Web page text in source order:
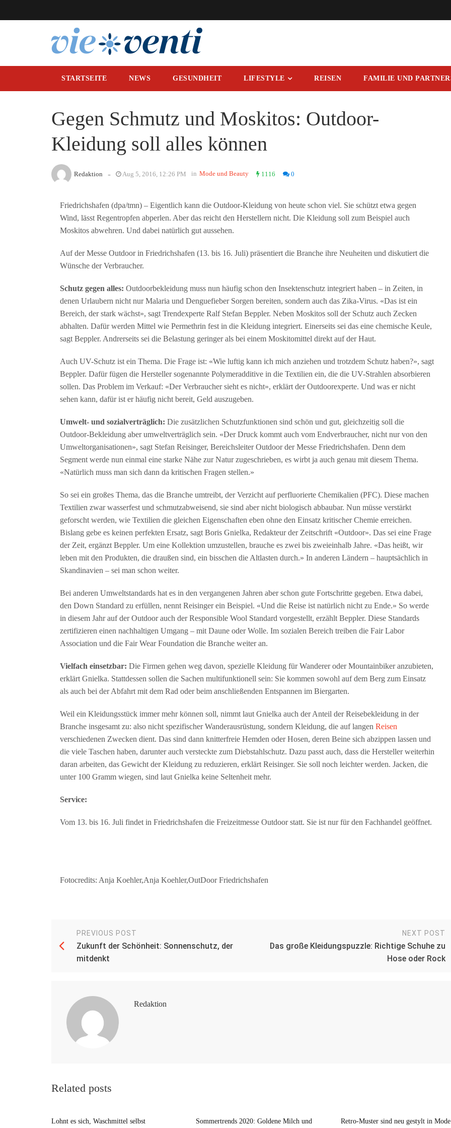
STARTSEITE NEWS GESUNDHEIT LIFESTYLE REISEN FAMILIE UND
Gegen Schmutz und Moskitos: Outdoor-
Kleidung soll alles können
Redaktion - Aug 5, 2016, 12:26 PM in Mode und Beauty 1116 0
Friedrichshafen (dpa/tmn) – Eigentlich kann die Outdoor-Kleidung von heute schon viel. Sie schützt etwa gegen
Wind, lässt Regentropfen abperlen. Aber das reicht den Herstellern nicht. Die Kleidung soll zum Beispiel auch
Moskitos abwehren. Und dabei natürlich gut aussehen.
Auf der Messe Outdoor in Friedrichshafen (13. bis 16. Juli) präsentiert die Branche ihre Neuheiten und diskutiert die
Wünsche der Verbraucher.
Schutz gegen alles: Outdoorbekleidung muss nun häufig schon den Insektenschutz integriert haben – in Zeiten, in
denen Urlaubern nicht nur Malaria und Denguefieber Sorgen bereiten, sondern auch das Zika-Virus. «Das ist ein
Bereich, der stark wächst», sagt Trendexperte Ralf Stefan Beppler. Neben Moskitos soll der Schutz auch Zecken
abhalten. Dafür werden Mittel wie Permethrin fest in die Kleidung integriert. Einerseits sei das eine chemische Keule,
sagt Beppler. Andrerseits sei die Belastung geringer als bei einem Moskitomittel direkt auf der Haut.
Auch UV-Schutz ist ein Thema. Die Frage ist: «Wie luftig kann ich mich anziehen und trotzdem Schutz haben?», sagt
Beppler. Dafür fügen die Hersteller sogenannte Polymeradditive in die Textilien ein, die die UV-Strahlen absorbieren
sollen. Das Problem im Verkauf: «Der Verbraucher sieht es nicht», erklärt der Outdoorexperte. Und was er nicht
sehen kann, dafür ist er häufig nicht bereit, Geld auszugeben.
Umwelt- und sozialverträglich: Die zusätzlichen Schutzfunktionen sind schön und gut, gleichzeitig soll die
Outdoor-Bekleidung aber umweltverträglich sein. «Der Druck kommt auch vom Endverbraucher, nicht nur von den
Umweltorganisationen», sagt Stefan Reisinger, Bereichsleiter Outdoor der Messe Friedrichshafen. Denn dem
Segment werde nun einmal eine starke Nähe zur Natur zugeschrieben, es wirbt ja auch genau mit diesem Thema.
«Natürlich muss man sich dann da kritischen Fragen stellen.»
So sei ein großes Thema, das die Branche umtreibt, der Verzicht auf perfluorierte Chemikalien (PFC). Diese machen
Textilien zwar wasserfest und schmutzabweisend, sie sind aber nicht biologisch abbaubar. Nun müsse verstärkt
geforscht werden, wie Textilien die gleichen Eigenschaften eben ohne den Einsatz kritischer Chemie erreichen.
Bislang gebe es keinen perfekten Ersatz, sagt Boris Gnielka, Redakteur der Zeitschrift «Outdoor». Das sei eine Frage
der Zeit, ergänzt Beppler. Um eine Kollektion umzustellen, brauche es zwei bis zweieinhalb Jahre. «Das heißt, wir
leben mit den Produkten, die draußen sind, ein bisschen die Altlasten durch.» In anderen Ländern – hauptsächlich in
Skandinavien – sei man schon weiter.
Bei anderen Umweltstandards hat es in den vergangenen Jahren aber schon gute Fortschritte gegeben. Etwa dabei,
den Down Standard zu erfüllen, nennt Reisinger ein Beispiel. «Und die Reise ist natürlich nicht zu Ende.» So werde
in diesem Jahr auf der Outdoor auch der Responsible Wool Standard vorgestellt, erzählt Beppler. Diese Standards
zertifizieren einen nachhaltigen Umgang – mit Daune oder Wolle. Im sozialen Bereich treiben die Fair Labor
Association und die Fair Wear Foundation die Branche weiter an.
Vielfach einsetzbar: Die Firmen gehen weg davon, spezielle Kleidung für Wanderer oder Mountainbiker anzubieten,
erklärt Gnielka. Stattdessen sollen die Sachen multifunktionell sein: Sie kommen sowohl auf dem Berg zum Einsatz
als auch bei der Abfahrt mit dem Rad oder beim anschließenden Entspannen im Biergarten.
Weil ein Kleidungsstück immer mehr können soll, nimmt laut Gnielka auch der Anteil der Reisebekleidung in der
Branche insgesamt zu: also nicht spezifischer Wanderausrüstung, sondern Kleidung, die auf langen Reisen
verschiedenen Zwecken dient. Das sind dann knitterfreie Hemden oder Hosen, deren Beine sich abzippen lassen und
die viele Taschen haben, darunter auch versteckte zum Diebstahlschutz. Dazu passt auch, dass die Hersteller weiterhin
daran arbeiten, das Gewicht der Kleidung zu reduzieren, erklärt Reisinger. Sie soll noch leichter werden. Jacken, die
unter 100 Gramm wiegen, sind laut Gnielka keine Seltenheit mehr.
Service:
Vom 13. bis 16. Juli findet in Friedrichshafen die Freizeitmesse Outdoor statt. Sie ist nur für den Fachhandel geöffnet.
Fotocredits: Anja Koehler,Anja Koehler,OutDoor Friedrichshafen
PREVIOUS POST
Zukunft der Schönheit: Sonnenschutz, der
mitdenkt
NEXT POST
Das große Kleidungspuzzle: Richtige Schuhe zu
Hose oder Rock
Redaktion
Related posts
Lohnt es sich, Waschmittel selbst
Sommertrends 2020: Goldene Milch und
Retro-Muster sind neu gestylt in Mode